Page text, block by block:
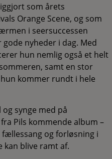
som årets
Orange Scene, og som
i seersuccessen
gode nyheder i dag. Med
hun nemlig også et helt
samt en stor
kommer rundt i hele
synge med på
fra Pils kommende album –
og forløsning i
kan blive ramt af.